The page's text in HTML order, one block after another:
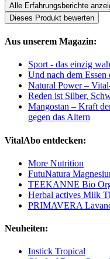
Alle Erfahrungsberichte
Dieses Produkt bewerten
Aus unserem Magazin:
Sport - das einzig
Und nach dem Essen
Natural Power –
Reden ist Silber,
Mangostan – Kraft
gegen das Altern
VitalAbo entdecken:
More Nutrition
FutuNatura
TEEKANNE Bio
Herbal actives Milk
PRIMAVERA
Neuheiten:
Instick Tropical